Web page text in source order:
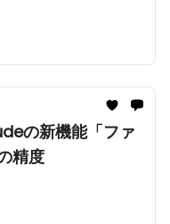
スが多数!!️》
の新機能「ファ
精度